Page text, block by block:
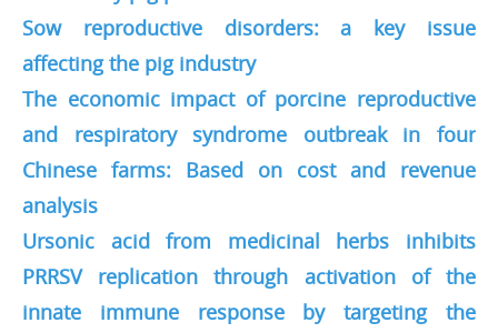
Sow reproductive disorders: a key issue
affecting the pig industry
The economic impact of porcine reproductive
and respiratory syndrome outbreak in four
Chinese farms: Based on cost and revenue
analysis
Ursonic acid from medicinal herbs inhibits
PRRSV replication through activation of the
innate immune response by targeting the